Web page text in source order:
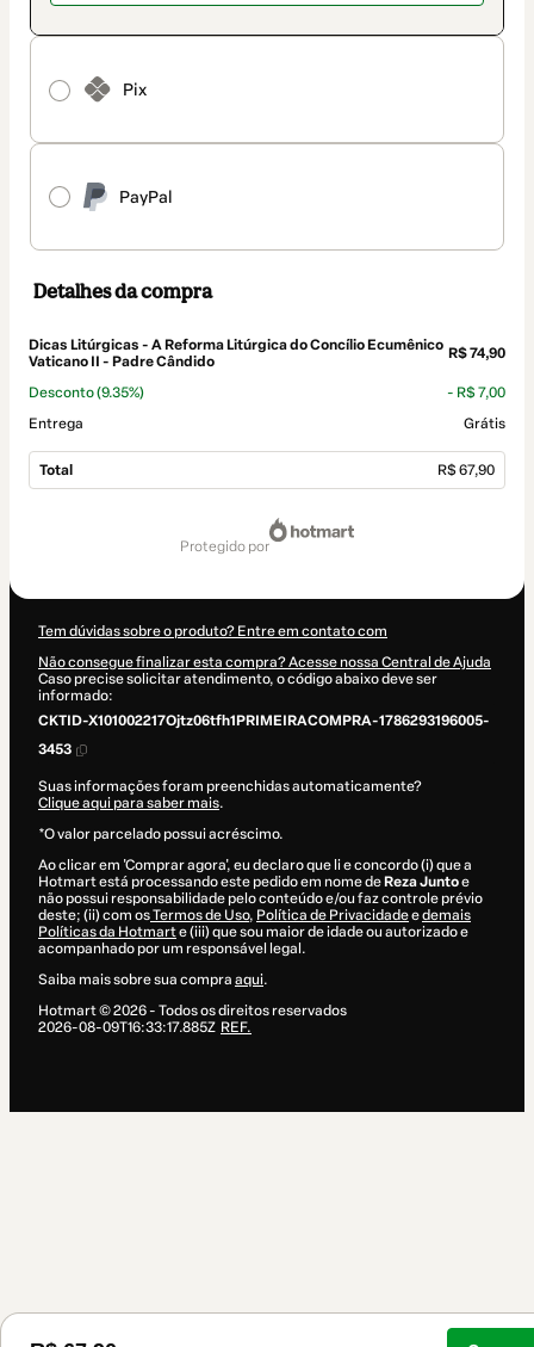
Pix
PayPal
Detalhes da compra
Dicas Litúrgicas - A Reforma Litúrgica do Concílio Ecumênico
Vaticano II - Padre Cândido
R$ 74,90
Desconto(9.35%)
- R$ 7,00
Entrega
Grátis
Total R$ 67,90
protegido por
Tem dúvidas sobre o produto? Entre em contato com
Não consegue finalizar esta compra? Acesse nossa Central de Ajuda
Caso precise solicitar atendimento, o código abaixo deve ser
informado:
CKTID-X101002217Ojtz06tfh1PRIMEIRACOMPRA-1786293196005-
3453
Suas informações foram preenchidas automaticamente?
Clique aqui para saber mais.
*O valor parcelado possui acréscimo.
Ao clicar em 'Comprar agora', eu declaro que li e concordo (i) que a
Hotmart está processando este pedido em nome de Reza Juntoe
não possui responsabilidade pelo conteúdo e/ou faz controle prévio
deste; (ii) com osTermos de Uso, Política de Privacidadeedemais
Políticas da Hotmarte (iii) que sou maior de idade ou autorizado e
acompanhado por um responsável legal.
Saiba mais sobre sua compra aqui.
Hotmart ©2026- Todos os direitos reservados
2026-08-09T16:33:17.885Z REF.